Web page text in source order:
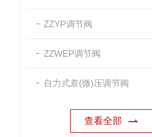
ZZYP调节阀
ZZWEP调节阀
自力式差(微)压调节阀
查看全部